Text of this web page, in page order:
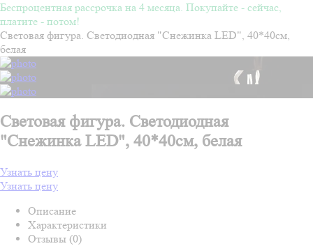
Беспроцентная рассрочка на 4 месяца. Покупайте - сейчас,
платите - потом!
Световая фигура. Светодиодная "Снежинка LED", 40*40см,
белая
Световая фигура. Светодиодная
"Снежинка LED", 40*40см, белая
Узнать цену
Узнать цену
Описание
Характеристики
Отзывы (0)